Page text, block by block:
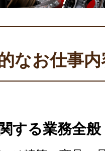
なお仕事
する業務全般